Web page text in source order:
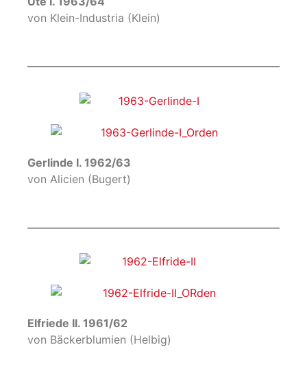
von Klein-Industria (Klein)
Gerlinde I. 1962/63
von Alicien (Bugert)
Elfriede II. 1961/62
von Bäckerblumien (Helbig)